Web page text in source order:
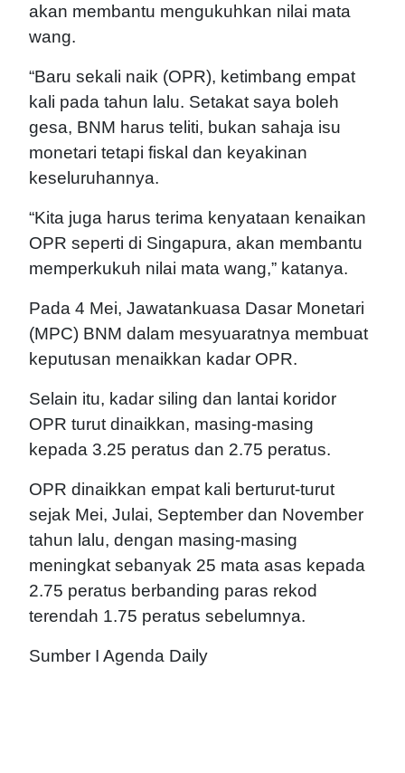
akan membantu mengukuhkan nilai mata
wang.
“Baru sekali naik (OPR), ketimbang empat
kali pada tahun lalu. Setakat saya boleh
gesa, BNM harus teliti, bukan sahaja isu
monetari tetapi fiskal dan keyakinan
keseluruhannya.
“Kita juga harus terima kenyataan kenaikan
OPR seperti di Singapura, akan membantu
memperkukuh nilai mata wang,” katanya.
Pada 4 Mei, Jawatankuasa Dasar Monetari
(MPC) BNM dalam mesyuaratnya membuat
keputusan menaikkan kadar OPR.
Selain itu, kadar siling dan lantai koridor
OPR turut dinaikkan, masing-masing
kepada 3.25 peratus dan 2.75 peratus.
OPR dinaikkan empat kali berturut-turut
sejak Mei, Julai, September dan November
tahun lalu, dengan masing-masing
meningkat sebanyak 25 mata asas kepada
2.75 peratus berbanding paras rekod
terendah 1.75 peratus sebelumnya.
Sumber I Agenda Daily